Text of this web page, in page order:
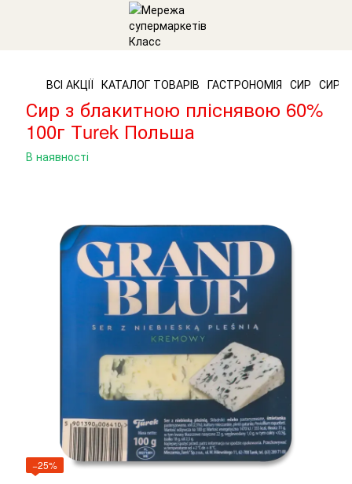
ВСІ АКЦІЇ КАТАЛОГ ТОВАРІВ ГАСТРОНОМІЯ СИР СИР
Сир з блакитною пліснявою 60%
100г Тurek Польша
В наявності
−25%